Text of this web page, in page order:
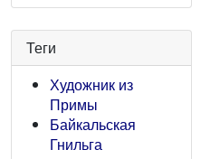
Теги
Художник из
Примы
Байкальская
Гнильга